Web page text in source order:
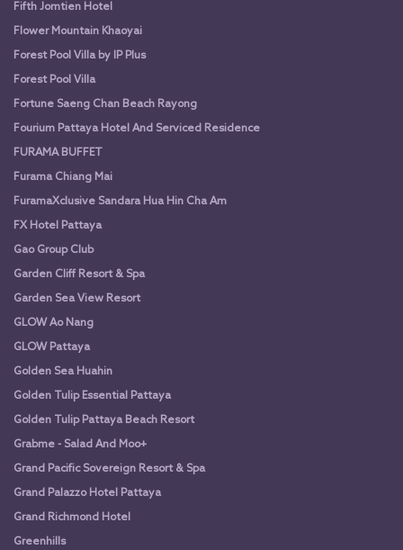
Fifth Jomtien Hotel
Flower Mountain Khaoyai
Forest Pool Villa by IP Plus
Forest Pool Villa
Fortune Saeng Chan Beach Rayong
Fourium Pattaya Hotel And Serviced Residence
FURAMA BUFFET
Furama Chiang Mai
FuramaXclusive Sandara Hua Hin Cha Am
FX Hotel Pattaya
Gao Group Club
Garden Cliff Resort & Spa
Garden Sea View Resort
GLOW Ao Nang
GLOW Pattaya
Golden Sea Huahin
Golden Tulip Essential Pattaya
Golden Tulip Pattaya Beach Resort
Grabme - Salad And Moo+
Grand Pacific Sovereign Resort & Spa
Grand Palazzo Hotel Pattaya
Grand Richmond Hotel
Greenhills